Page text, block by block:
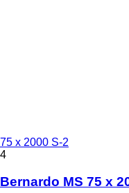
75 x 2000 S-2
4
Bernardo MS 75 x